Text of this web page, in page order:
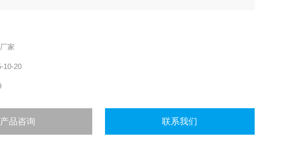
家
10-20
产品咨询 联系我们